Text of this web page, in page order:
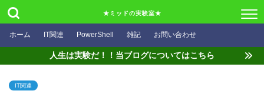
★ミッドの実験室★
ホーム IT関連 PowerShell 雑記 お問い合わせ
人生は実験だ！！当ブログについてはこちら
IT関連